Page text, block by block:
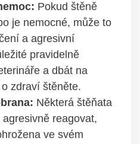
Pokud ⁢štěně ​
je nemocné, ​může to
a​ agresivní
pravidelně‍
a ⁢dbát⁣ na
zdraví⁤ štěněte.
Některá ‍štěňata
reagovat,
‍ve svém⁣